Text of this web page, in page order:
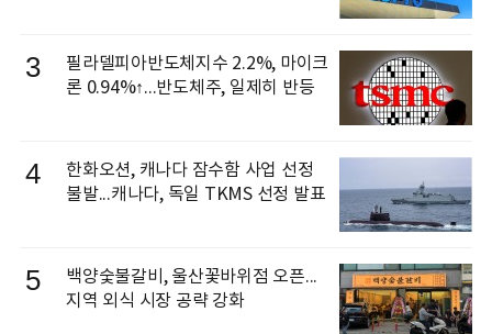
3
필라델피아반도체지수 2.2%, 마이크
론 0.94%↑...반도체주, 일제히 반등
4
한화오션, 캐나다 잠수함 사업 선정
불발...캐나다, 독일 TKMS 선정 발표
5
백양숯불갈비, 울산꽃바위점 오픈...
지역 외식 시장 공략 강화